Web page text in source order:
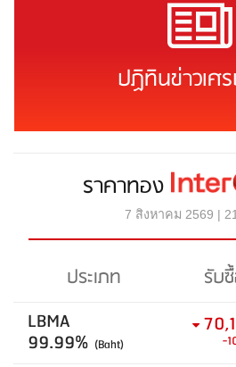
ปฏิทินข่าวเศ
ราคาทอง
7 สิงหาคม 2569 |
ประเภท รับ
LBMA
99.99% (Baht) -